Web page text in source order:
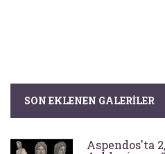
SON EKLENEN GALERILER
Aspendos'ta